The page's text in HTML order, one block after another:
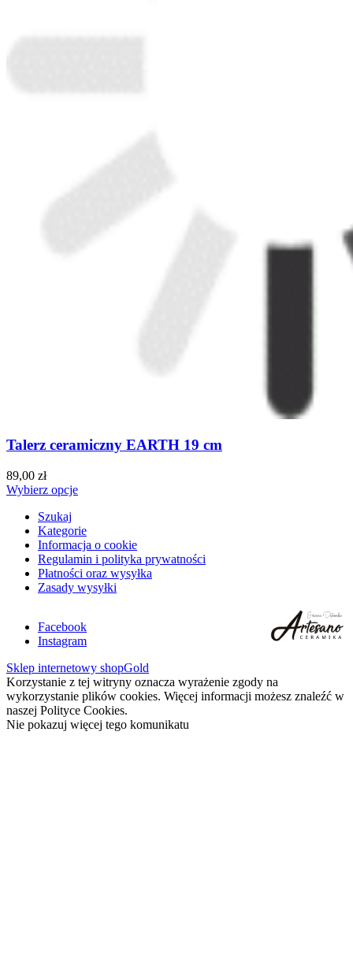
Talerz ceramiczny EARTH 19 cm
89,00 zł
Wybierz opcje
Szukaj
Kategorie
Informacja o cookie
Regulamin i polityka prywatności
Płatności oraz wysyłka
Zasady wysyłki
Facebook
Instagram
Sklep internetowy shopGold
Korzystanie z tej witryny oznacza wyrażenie zgody na
wykorzystanie plików cookies. Więcej informacji możesz znaleźć w
naszej Polityce Cookies.
Nie pokazuj więcej tego komunikatu